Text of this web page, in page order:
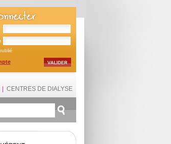
CENTRES DE DIALYSE